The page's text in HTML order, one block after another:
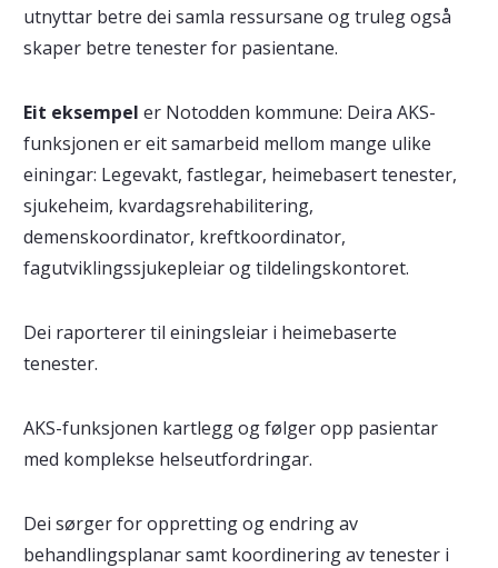
utnyttar betre dei samla ressursane og truleg også
skaper betre tenester for pasientane.
Eit eksempel er Notodden kommune: Deira AKS-
funksjonen er eit samarbeid mellom mange ulike
einingar: Legevakt, fastlegar, heimebasert tenester,
sjukeheim, kvardagsrehabilitering,
demenskoordinator, kreftkoordinator,
fagutviklingssjukepleiar og tildelingskontoret.
Dei raporterer til einingsleiar i heimebaserte
tenester.
AKS-funksjonen kartlegg og følger opp pasientar
med komplekse helseutfordringar.
Dei sørger for oppretting og endring av
behandlingsplanar samt koordinering av tenester i